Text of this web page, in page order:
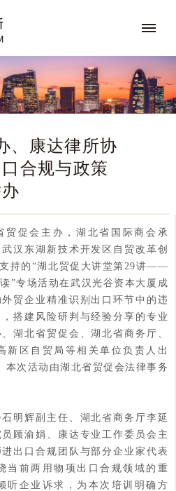
、康达律所协
合规与政策
贸促会主办，湖北省国际商会承
汉东湖新技术开发区自贸改革创
持的“湖北贸促大讲堂第29讲——
”专场活动在武汉光谷资本大厦成
贸企业精准识别出口环节中的违
搭建风险研判与经验分享的专业
湖北省贸促会、湖北省商务厅、
新区自贸局等相关单位负责人出
本次活动由湖北省贸促会法律事务
明辉副主任、湖北省商务厅李延
顾渝娟、康达专业工作委员会主
出口合规团队与部分企业家代表
当前两用物项出口合规领域的重
听企业诉求，为本次培训明确方